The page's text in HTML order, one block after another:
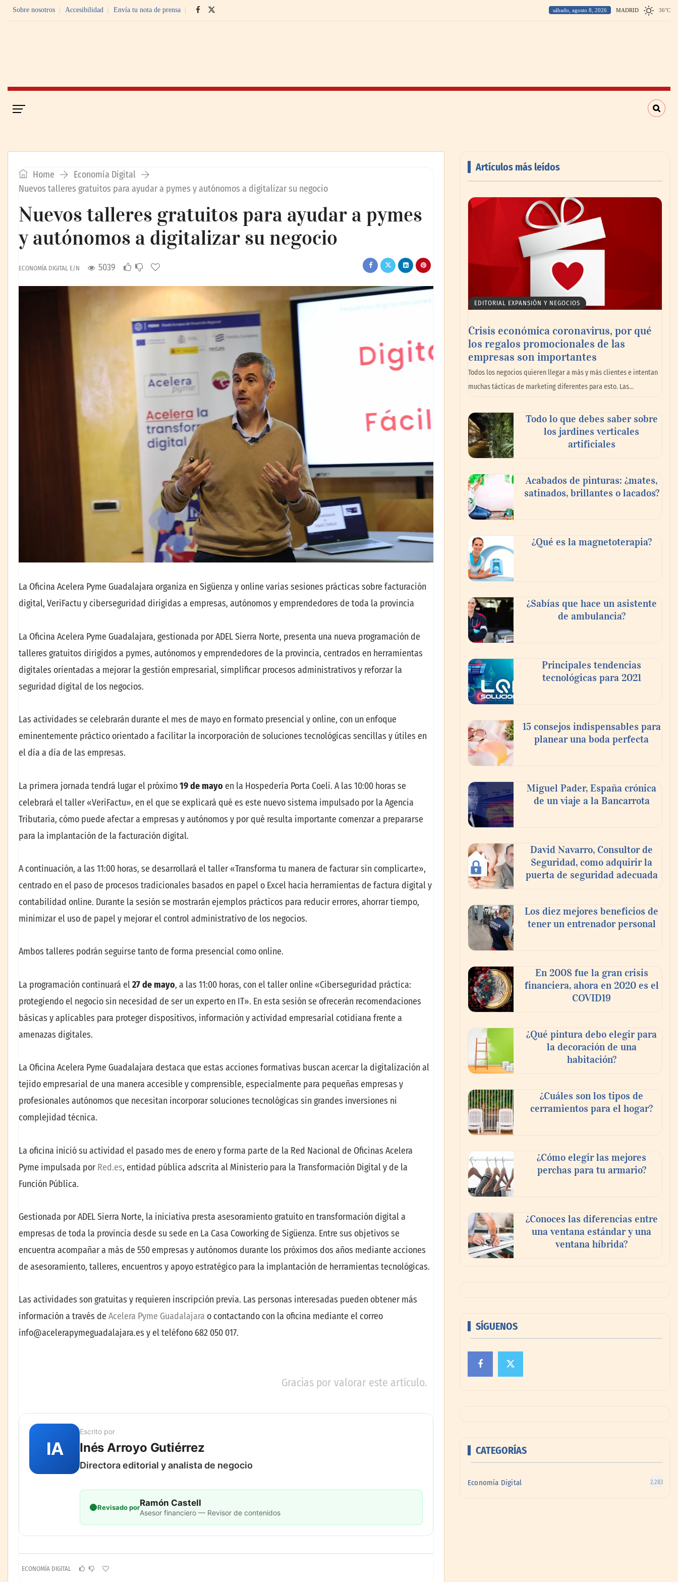
Sobre nosotros Accesibilidad Envía tu nota de prensa sábado, agosto 8, 2026 MADRID 36°C
Home
Economía Digital
Nuevos talleres gratuitos para ayudar a pymes y autónomos a digitalizar su negocio
Nuevos talleres gratuitos para ayudar a pymes
y autónomos a digitalizar su negocio
ECONOMÍA DIGITAL E/N 5039
La Oficina Acelera Pyme Guadalajara organiza en Sigüenza y online varias sesiones prácticas sobre facturación
digital, VeriFactu y ciberseguridad dirigidas a empresas, autónomos y emprendedores de toda la provincia
La Oficina Acelera Pyme Guadalajara, gestionada por ADEL Sierra Norte, presenta una nueva programación de
talleres gratuitos dirigidos a pymes, autónomos y emprendedores de la provincia, centrados en herramientas
digitales orientadas a mejorar la gestión empresarial, simplificar procesos administrativos y reforzar la
seguridad digital de los negocios.
Las actividades se celebrarán durante el mes de mayo en formato presencial y online, con un enfoque
eminentemente práctico orientado a facilitar la incorporación de soluciones tecnológicas sencillas y útiles en
el día a día de las empresas.
La primera jornada tendrá lugar el próximo19 de mayo en la Hospedería Porta Coeli. A las 10:00 horas se
celebrará el taller «VeriFactu», en el que se explicará qué es este nuevo sistema impulsado por la Agencia
Tributaria, cómo puede afectar a empresas y autónomos y por qué resulta importante comenzar a prepararse
para la implantación de la facturación digital.
A continuación, a las 11:00 horas, se desarrollará el taller «Transforma tu manera de facturar sin complicarte»,
centrado en el paso de procesos tradicionales basados en papel o Excel hacia herramientas de factura digital y
contabilidad online. Durante la sesión se mostrarán ejemplos prácticos para reducir errores, ahorrar tiempo,
minimizar el uso de papel y mejorar el control administrativo de los negocios.
Ambos talleres podrán seguirse tanto de forma presencial como online.
La programación continuará el27 de mayo, a las 11:00 horas, con el taller online «Ciberseguridad práctica:
protegiendo el negocio sin necesidad de ser un experto en IT». En esta sesión se ofrecerán recomendaciones
básicas y aplicables para proteger dispositivos, información y actividad empresarial cotidiana frente a
amenazas digitales.
La Oficina Acelera Pyme Guadalajara destaca que estas acciones formativas buscan acercar la digitalización al
tejido empresarial de una manera accesible y comprensible, especialmente para pequeñas empresas y
profesionales autónomos que necesitan incorporar soluciones tecnológicas sin grandes inversiones ni
complejidad técnica.
La oficina inició su actividad el pasado mes de enero y forma parte de la Red Nacional de Oficinas Acelera
Pyme impulsada por Red.es, entidad pública adscrita al Ministerio para la Transformación Digital y de la
Función Pública.
Gestionada por ADEL Sierra Norte, la iniciativa presta asesoramiento gratuito en transformación digital a
empresas de toda la provincia desde su sede en La Casa Coworking de Sigüenza. Entre sus objetivos se
encuentra acompañar a más de 550 empresas y autónomos durante los próximos dos años mediante acciones
de asesoramiento, talleres, encuentros y apoyo estratégico para la implantación de herramientas tecnológicas.
Las actividades son gratuitas y requieren inscripción previa. Las personas interesadas pueden obtener más
información a través de Acelera Pyme Guadalajara o contactando con la oficina mediante el correo
info@acelerapymeguadalajara.es y el teléfono 682 050 017.
Gracias por valorar este artículo.
IA
Escrito por
Inés Arroyo Gutiérrez
Directora editorial y analista de negocio
Revisado porRamón Castell
Asesor financiero — Revisor de contenidos
ECONOMÍA DIGITAL
Artículos más leídos
EDITORIAL EXPANSIÓN Y NEGOCIOS
Crisis económica coronavirus, por qué
los regalos promocionales de las
empresas son importantes
Todos los negocios quieren llegar a más y más clientes e intentan
muchas tácticas de marketing diferentes para esto. Las…
Todo lo que debes saber sobre
los jardines verticales
artificiales
Acabados de pinturas: ¿mates,
satinados, brillantes o lacados?
¿Qué es la magnetoterapia?
¿Sabías que hace un asistente
de ambulancia?
Principales tendencias
tecnológicas para 2021
15 consejos indispensables para
planear una boda perfecta
Miguel Pader, España crónica
de un viaje a la Bancarrota
David Navarro, Consultor de
Seguridad, como adquirir la
puerta de seguridad adecuada
Los diez mejores beneficios de
tener un entrenador personal
En 2008 fue la gran crisis
financiera, ahora en 2020 es el
COVID19
¿Qué pintura debo elegir para
la decoración de una
habitación?
¿Cuáles son los tipos de
cerramientos para el hogar?
¿Cómo elegir las mejores
perchas para tu armario?
¿Conoces las diferencias entre
una ventana estándar y una
ventana híbrida?
SÍGUENOS
CATEGORÍAS
Economía Digital 2.283